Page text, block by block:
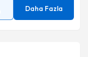
Daha Fazla